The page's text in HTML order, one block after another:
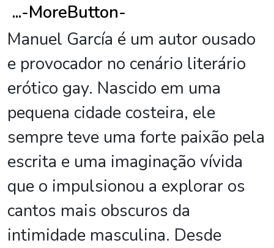
...-MoreButton-
Manuel García é um autor ousado
e provocador no cenário literário
erótico gay. Nascido em uma
pequena cidade costeira, ele
sempre teve uma forte paixão pela
escrita e uma imaginação vívida
que o impulsionou a explorar os
cantos mais obscuros da
intimidade masculina. Desde